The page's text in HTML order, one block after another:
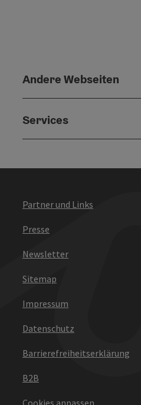
Andere Webseiten
Services
Partner und Links
Presse
Newsletter
Sitemap
Impressum
Datenschutz
Barrierefreiheitserklärung
B2B
Cookies anpassen